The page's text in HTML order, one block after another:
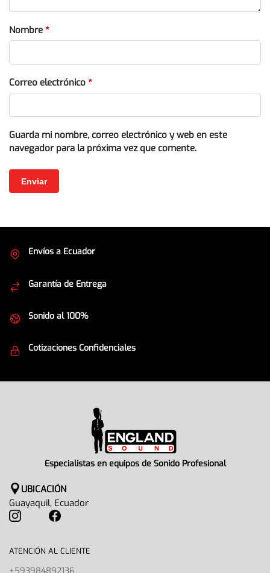
Nombre *
Correo electrónico *
Guarda mi nombre, correo electrónico y web en este
navegador para la próxima vez que comente.
Envíos a Ecuador
Garantía de Entrega
Sonido al 100%
Cotizaciones Confidenciales
Especialistas en equipos de Sonido Profesional
UBICACIÓN
Guayaquil, Ecuador
ATENCIÓN AL CLIENTE